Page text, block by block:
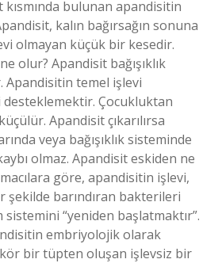
bulunan apandisitin
kalın bağırsağın sonuna
olmayan küçük bir kesedir.
olur? Apandisit bağışıklık
Apandisitin temel işlevi
desteklemektir. Çocukluktan
Apandisit çıkarılırsa
veya bağışıklık sisteminde
olmaz. Apandisit eskiden ne
göre, apandisitin işlevi,
şekilde barındıran bakterileri
“yeniden başlatmaktır”.
embriyolojik olarak
bir tüpten oluşan işlevsiz bir